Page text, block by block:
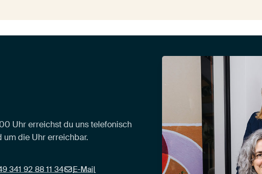
Uhr erreichst du uns telefonisch
um die Uhr erreichbar.
341 92 88 11 34 E-Mail